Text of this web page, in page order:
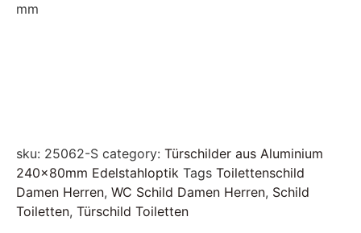
mm
sku: 25062-S category: Türschilder aus Aluminium
240x80mm Edelstahloptik Tags Toilettenschild
Damen Herren, WC Schild Damen Herren, Schild
Toiletten, Türschild Toiletten